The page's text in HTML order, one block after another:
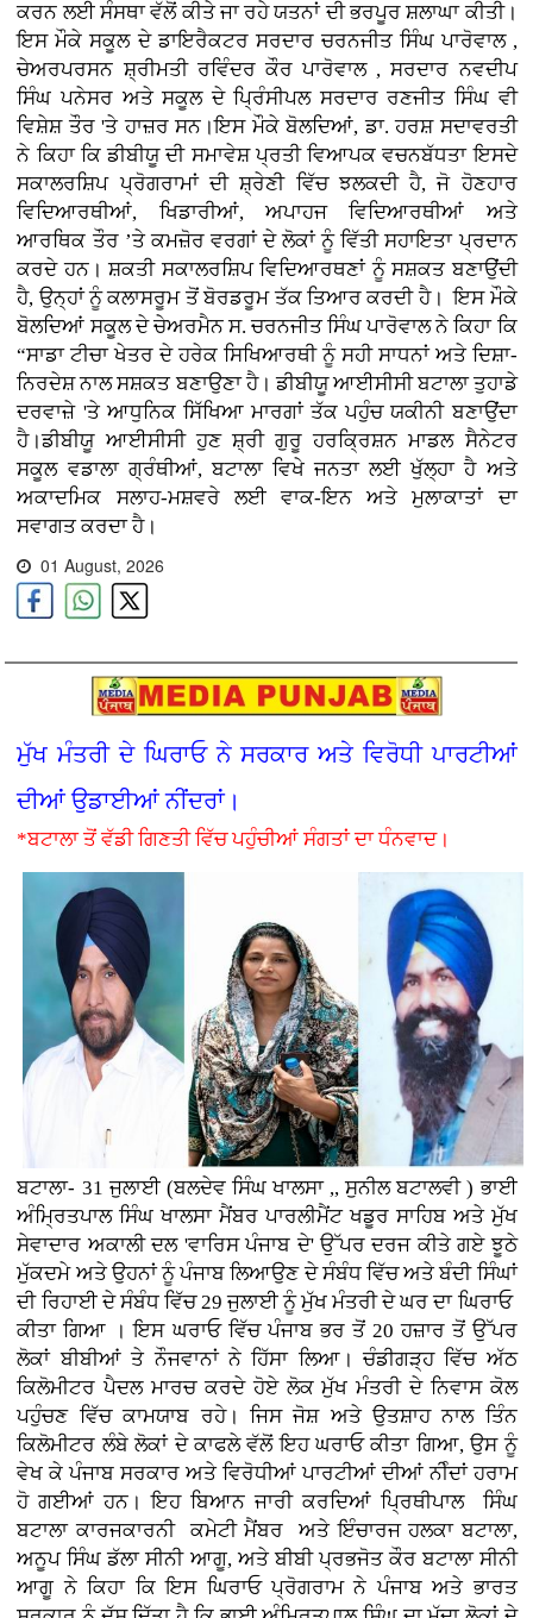
ਕਰਨ ਲਈ ਸੰਸਥਾ ਵੱਲੋਂ ਕੀਤੇ ਜਾ ਰਹੇ ਯਤਨਾਂ ਦੀ ਭਰਪੂਰ ਸ਼ਲਾਘਾ ਕੀਤੀ।
ਇਸ ਮੌਕੇ ਸਕੂਲ ਦੇ ਡਾਇਰੈਕਟਰ ਸਰਦਾਰ ਚਰਨਜੀਤ ਸਿੰਘ ਪਾਰੋਵਾਲ ,
ਚੇਅਰਪਰਸਨ ਸ਼੍ਰੀਮਤੀ ਰਵਿੰਦਰ ਕੌਰ ਪਾਰੋਵਾਲ , ਸਰਦਾਰ ਨਵਦੀਪ
ਸਿੰਘ ਪਨੇਸਰ ਅਤੇ ਸਕੂਲ ਦੇ ਪ੍ਰਿੰਸੀਪਲ ਸਰਦਾਰ ਰਣਜੀਤ ਸਿੰਘ ਵੀ
ਵਿਸ਼ੇਸ਼ ਤੌਰ 'ਤੇ ਹਾਜ਼ਰ ਸਨ।ਇਸ ਮੌਕੇ ਬੋਲਦਿਆਂ, ਡਾ. ਹਰਸ਼ ਸਦਾਵਰਤੀ
ਨੇ ਕਿਹਾ ਕਿ ਡੀਬੀਯੂ ਦੀ ਸਮਾਵੇਸ਼ ਪ੍ਰਤੀ ਵਿਆਪਕ ਵਚਨਬੱਧਤਾ ਇਸਦੇ
ਸਕਾਲਰਸ਼ਿਪ ਪ੍ਰੋਗਰਾਮਾਂ ਦੀ ਸ਼੍ਰੇਣੀ ਵਿੱਚ ਝਲਕਦੀ ਹੈ, ਜੋ ਹੋਣਹਾਰ
ਵਿਦਿਆਰਥੀਆਂ, ਖਿਡਾਰੀਆਂ, ਅਪਾਹਜ ਵਿਦਿਆਰਥੀਆਂ ਅਤੇ
ਆਰਥਿਕ ਤੌਰ ’ਤੇ ਕਮਜ਼ੋਰ ਵਰਗਾਂ ਦੇ ਲੋਕਾਂ ਨੂੰ ਵਿੱਤੀ ਸਹਾਇਤਾ ਪ੍ਰਦਾਨ
ਕਰਦੇ ਹਨ। ਸ਼ਕਤੀ ਸਕਾਲਰਸ਼ਿਪ ਵਿਦਿਆਰਥਣਾਂ ਨੂੰ ਸਸ਼ਕਤ ਬਣਾਉਂਦੀ
ਹੈ, ਉਨ੍ਹਾਂ ਨੂੰ ਕਲਾਸਰੂਮ ਤੋਂ ਬੋਰਡਰੂਮ ਤੱਕ ਤਿਆਰ ਕਰਦੀ ਹੈ। ਇਸ ਮੌਕੇ
ਬੋਲਦਿਆਂ ਸਕੂਲ ਦੇ ਚੇਅਰਮੈਨ ਸ. ਚਰਨਜੀਤ ਸਿੰਘ ਪਾਰੋਵਾਲ ਨੇ ਕਿਹਾ ਕਿ
“ਸਾਡਾ ਟੀਚਾ ਖੇਤਰ ਦੇ ਹਰੇਕ ਸਿਖਿਆਰਥੀ ਨੂੰ ਸਹੀ ਸਾਧਨਾਂ ਅਤੇ ਦਿਸ਼ਾ-
ਨਿਰਦੇਸ਼ ਨਾਲ ਸਸ਼ਕਤ ਬਣਾਉਣਾ ਹੈ। ਡੀਬੀਯੂ ਆਈਸੀਸੀ ਬਟਾਲਾ ਤੁਹਾਡੇ
ਦਰਵਾਜ਼ੇ 'ਤੇ ਆਧੁਨਿਕ ਸਿੱਖਿਆ ਮਾਰਗਾਂ ਤੱਕ ਪਹੁੰਚ ਯਕੀਨੀ ਬਣਾਉਂਦਾ
ਹੈ।ਡੀਬੀਯੂ ਆਈਸੀਸੀ ਹੁਣ ਸ਼੍ਰੀ ਗੁਰੂ ਹਰਕ੍ਰਿਸ਼ਨ ਮਾਡਲ ਸੈਨੇਟਰ
ਸਕੂਲ ਵਡਾਲਾ ਗ੍ਰੰਥੀਆਂ, ਬਟਾਲਾ ਵਿਖੇ ਜਨਤਾ ਲਈ ਖੁੱਲ੍ਹਾ ਹੈ ਅਤੇ
ਅਕਾਦਮਿਕ ਸਲਾਹ-ਮਸ਼ਵਰੇ ਲਈ ਵਾਕ-ਇਨ ਅਤੇ ਮੁਲਾਕਾਤਾਂ ਦਾ
ਸਵਾਗਤ ਕਰਦਾ ਹੈ।
01 August, 2026
ਮੁੱਖ ਮੰਤਰੀ ਦੇ ਘਿਰਾਓ ਨੇ ਸਰਕਾਰ ਅਤੇ ਵਿਰੋਧੀ ਪਾਰਟੀਆਂ
ਦੀਆਂ ਉਡਾਈਆਂ ਨੀਂਦਰਾਂ।
*ਬਟਾਲਾ ਤੋਂ ਵੱਡੀ ਗਿਣਤੀ ਵਿੱਚ ਪਹੁੰਚੀਆਂ ਸੰਗਤਾਂ ਦਾ ਧੰਨਵਾਦ।
ਬਟਾਲਾ- 31 ਜੁਲਾਈ (ਬਲਦੇਵ ਸਿੰਘ ਖਾਲਸਾ ,, ਸੁਨੀਲ ਬਟਾਲਵੀ ) ਭਾਈ
ਅੰਮ੍ਰਿਤਪਾਲ ਸਿੰਘ ਖਾਲਸਾ ਮੈਂਬਰ ਪਾਰਲੀਮੈਂਟ ਖਡੂਰ ਸਾਹਿਬ ਅਤੇ ਮੁੱਖ
ਸੇਵਾਦਾਰ ਅਕਾਲੀ ਦਲ 'ਵਾਰਿਸ ਪੰਜਾਬ ਦੇ' ਉੱਪਰ ਦਰਜ ਕੀਤੇ ਗਏ ਝੂਠੇ
ਮੁੱਕਦਮੇ ਅਤੇ ਉਹਨਾਂ ਨੂੰ ਪੰਜਾਬ ਲਿਆਉਣ ਦੇ ਸੰਬੰਧ ਵਿੱਚ ਅਤੇ ਬੰਦੀ ਸਿੰਘਾਂ
ਦੀ ਰਿਹਾਈ ਦੇ ਸੰਬੰਧ ਵਿੱਚ 29 ਜੁਲਾਈ ਨੂੰ ਮੁੱਖ ਮੰਤਰੀ ਦੇ ਘਰ ਦਾ ਘਿਰਾਓ
ਕੀਤਾ ਗਿਆ । ਇਸ ਘਰਾਓ ਵਿੱਚ ਪੰਜਾਬ ਭਰ ਤੋਂ 20 ਹਜ਼ਾਰ ਤੋਂ ਉੱਪਰ
ਲੋਕਾਂ ਬੀਬੀਆਂ ਤੇ ਨੌਜਵਾਨਾਂ ਨੇ ਹਿੱਸਾ ਲਿਆ। ਚੰਡੀਗੜ੍ਹ ਵਿੱਚ ਅੱਠ
ਕਿਲੋਮੀਟਰ ਪੈਦਲ ਮਾਰਚ ਕਰਦੇ ਹੋਏ ਲੋਕ ਮੁੱਖ ਮੰਤਰੀ ਦੇ ਨਿਵਾਸ ਕੋਲ
ਪਹੁੰਚਣ ਵਿੱਚ ਕਾਮਯਾਬ ਰਹੇ। ਜਿਸ ਜੋਸ਼ ਅਤੇ ਉਤਸ਼ਾਹ ਨਾਲ ਤਿੰਨ
ਕਿਲੋਮੀਟਰ ਲੰਬੇ ਲੋਕਾਂ ਦੇ ਕਾਫਲੇ ਵੱਲੋਂ ਇਹ ਘਰਾਓ ਕੀਤਾ ਗਿਆ, ਉਸ ਨੂੰ
ਵੇਖ ਕੇ ਪੰਜਾਬ ਸਰਕਾਰ ਅਤੇ ਵਿਰੋਧੀਆਂ ਪਾਰਟੀਆਂ ਦੀਆਂ ਨੀੰਦਾਂ ਹਰਾਮ
ਹੋ ਗਈਆਂ ਹਨ। ਇਹ ਬਿਆਨ ਜਾਰੀ ਕਰਦਿਆਂ ਪ੍ਰਿਥੀਪਾਲ ਸਿੰਘ
ਬਟਾਲਾ ਕਾਰਜਕਾਰਨੀ ਕਮੇਟੀ ਮੈਂਬਰ ਅਤੇ ਇੰਚਾਰਜ ਹਲਕਾ ਬਟਾਲਾ,
ਅਨੂਪ ਸਿੰਘ ਡੱਲਾ ਸੀਨੀ ਆਗੂ, ਅਤੇ ਬੀਬੀ ਪ੍ਰਭਜੋਤ ਕੌਰ ਬਟਾਲਾ ਸੀਨੀ
ਆਗੂ ਨੇ ਕਿਹਾ ਕਿ ਇਸ ਘਿਰਾਓ ਪ੍ਰੋਗਰਾਮ ਨੇ ਪੰਜਾਬ ਅਤੇ ਭਾਰਤ